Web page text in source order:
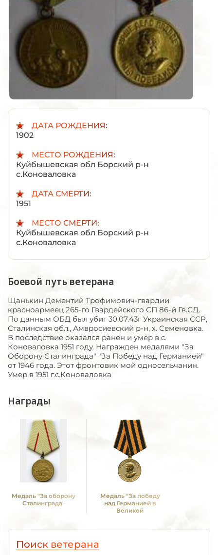
ДАТА РОЖДЕНИЯ:
1902
МЕСТО РОЖДЕНИЯ:
Куйбышевская обл Борский р-н
с.Коноваловка
ДАТА СМЕРТИ:
1951
МЕСТО СМЕРТИ:
Куйбышевская обл Борский р-н
с.Коноваловка
Боевой путь ветерана
Щанькин Дементий Трофимович-гвардии
красноармеец 265-го Гвардейского СП 86-й Гв.СД.
По данным ОБД был убит 30.07.43г Украинская ССР,
Сталинская обл., Амвросиевский р-н, х. Семеновка.
В последствие оказался ранен и умер в с.
Коноваловка 1951 году. Награжден медалями "За
Оборону Сталинграда" "За Победу над Германией"
от 1946 года. Этот фронтовик мой односельчанин.
Умер в 1951 г.с.Коноваловка
Награды
Медаль "За оборону
Сталинграда"
Медаль "За победу
над Германией в
Великой
Поиск ветерана